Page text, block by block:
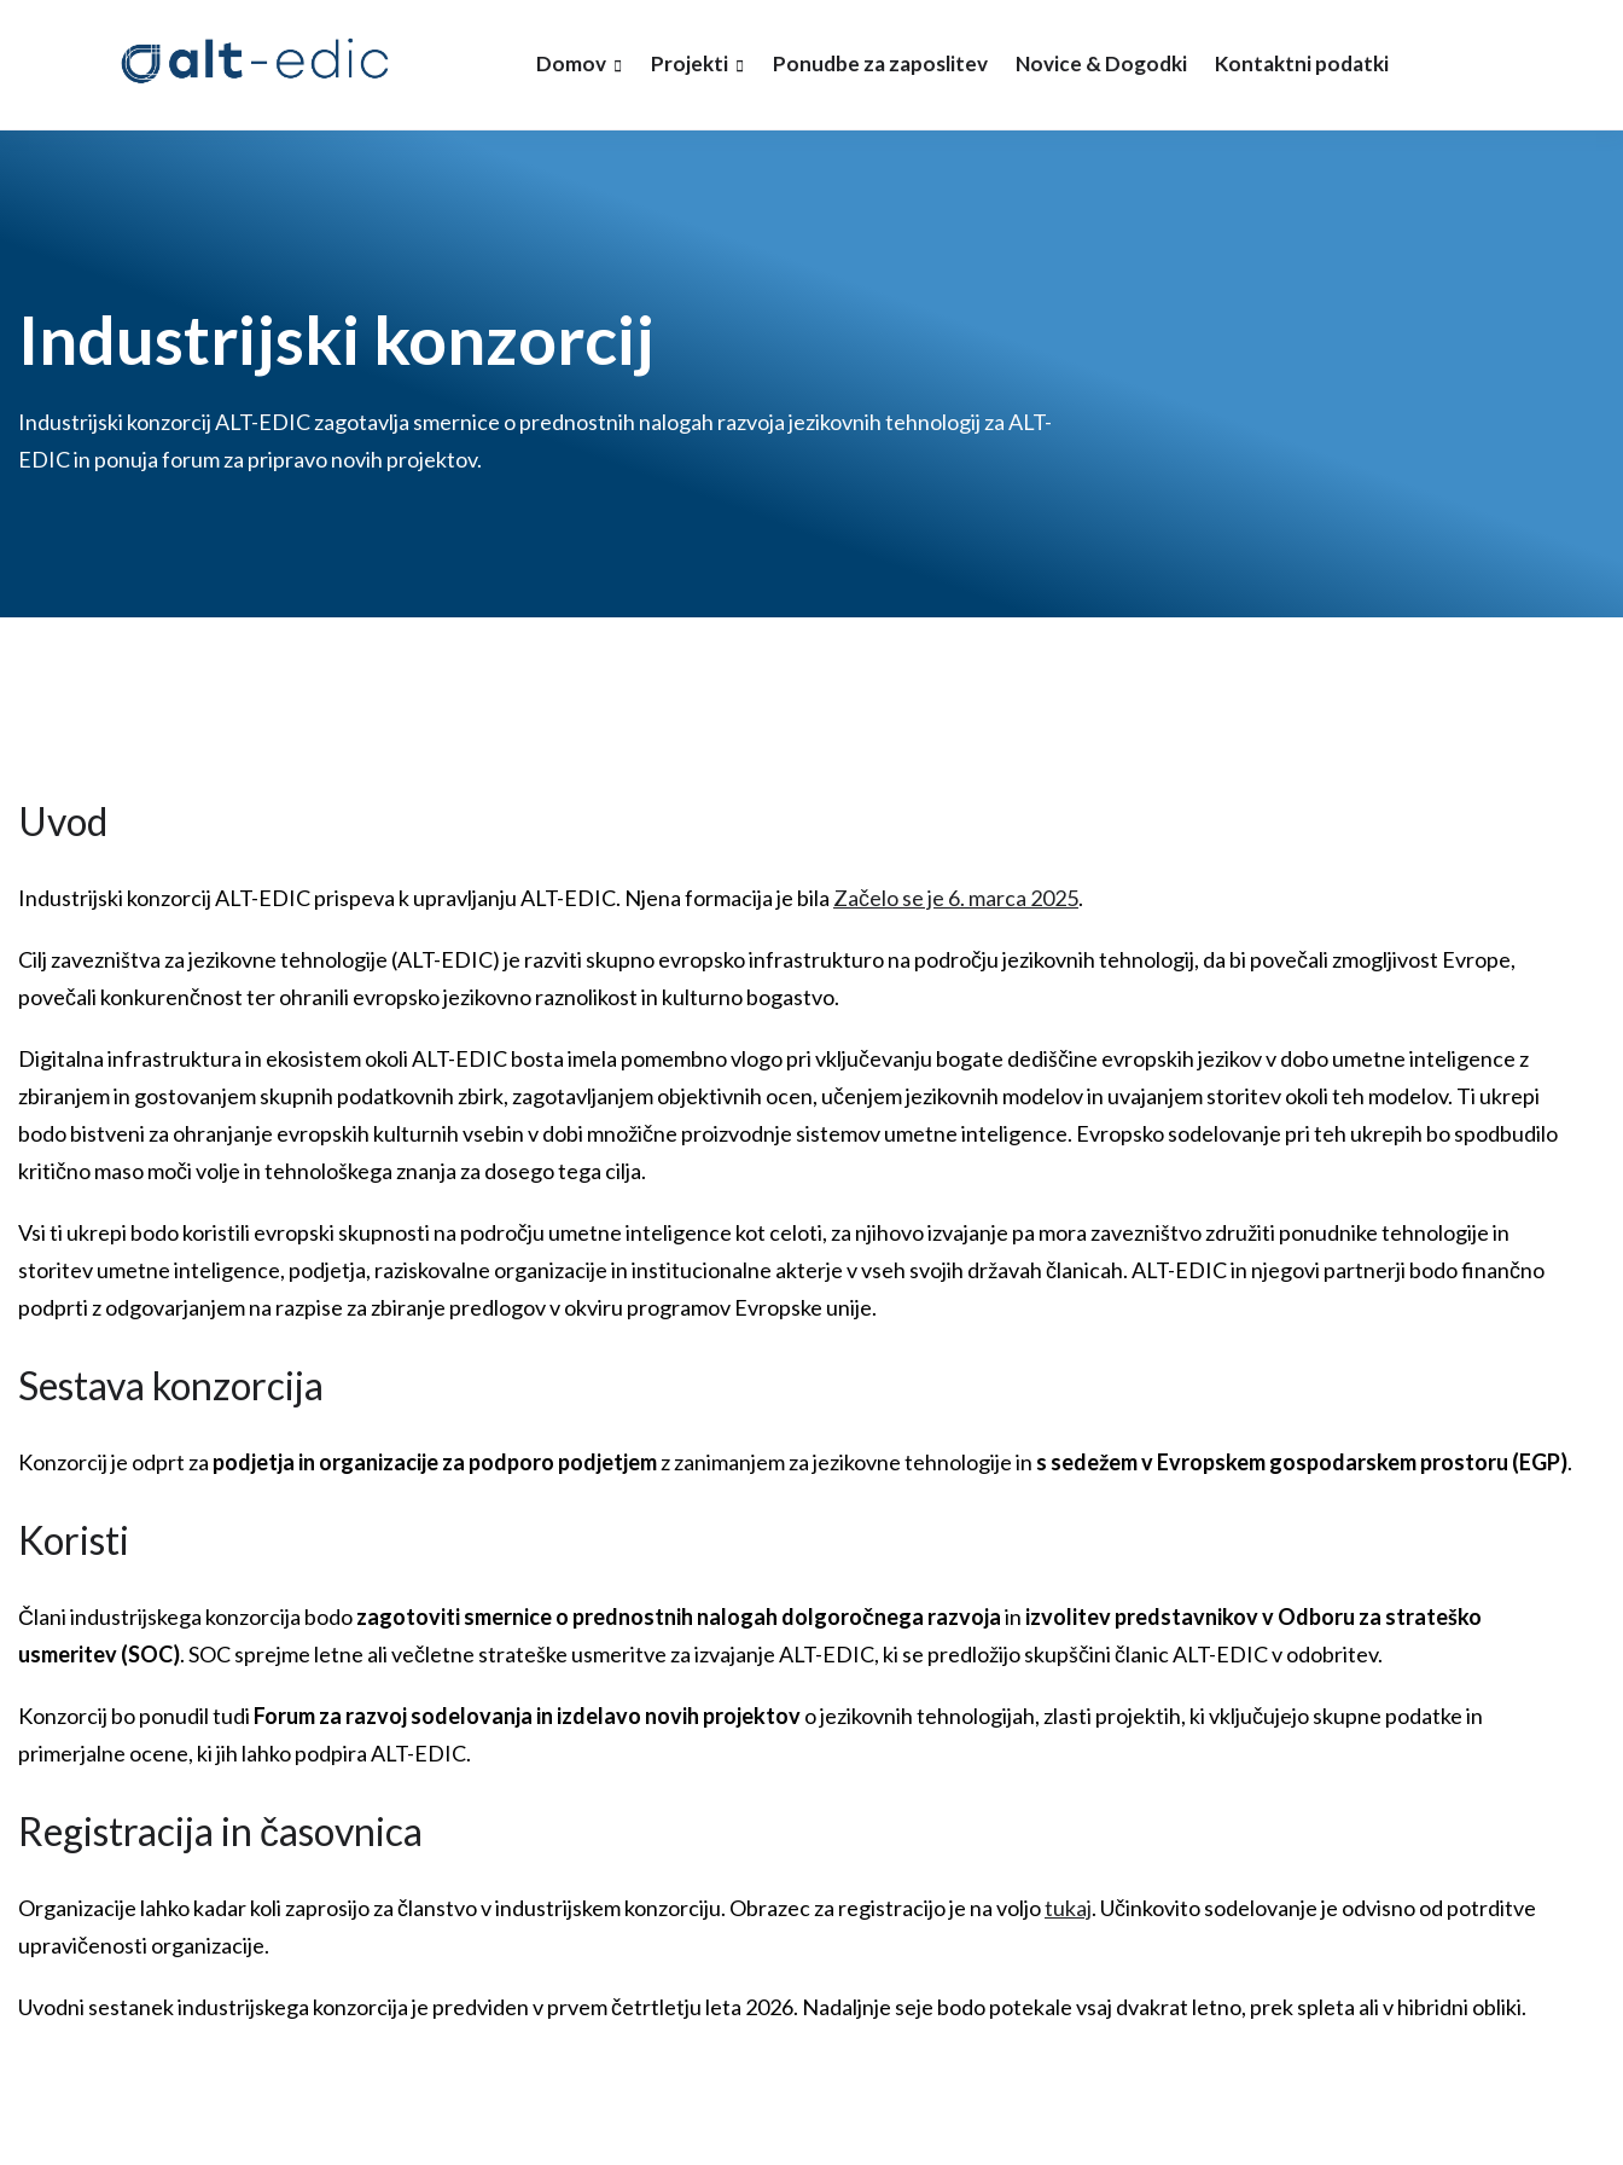
Domov Projekti Ponudbe za zaposlitev Novice & Dogodki Kontaktni podatki
Industrijski konzorcij
Industrijski konzorcij ALT-EDIC zagotavlja smernice o prednostnih nalogah razvoja jezikovnih tehnologij za ALT-
EDIC in ponuja forum za pripravo novih projektov.
Uvod
Industrijski konzorcij ALT-EDIC prispeva k upravljanju ALT-EDIC. Njena formacija je bila Začelo se je 6. marca 2025.
Cilj zavezništva za jezikovne tehnologije (ALT-EDIC) je razviti skupno evropsko infrastrukturo na področju jezikovnih tehnologij, da bi povečali zmogljivost Evrope,
povečali konkurenčnost ter ohranili evropsko jezikovno raznolikost in kulturno bogastvo.
Digitalna infrastruktura in ekosistem okoli ALT-EDIC bosta imela pomembno vlogo pri vključevanju bogate dediščine evropskih jezikov v dobo umetne inteligence z
zbiranjem in gostovanjem skupnih podatkovnih zbirk, zagotavljanjem objektivnih ocen, učenjem jezikovnih modelov in uvajanjem storitev okoli teh modelov. Ti ukrepi
bodo bistveni za ohranjanje evropskih kulturnih vsebin v dobi množične proizvodnje sistemov umetne inteligence. Evropsko sodelovanje pri teh ukrepih bo spodbudilo
kritično maso moči volje in tehnološkega znanja za dosego tega cilja.
Vsi ti ukrepi bodo koristili evropski skupnosti na področju umetne inteligence kot celoti, za njihovo izvajanje pa mora zavezništvo združiti ponudnike tehnologije in
storitev umetne inteligence, podjetja, raziskovalne organizacije in institucionalne akterje v vseh svojih državah članicah. ALT-EDIC in njegovi partnerji bodo finančno
podprti z odgovarjanjem na razpise za zbiranje predlogov v okviru programov Evropske unije.
Sestava konzorcija
Konzorcij je odprt za podjetja in organizacije za podporo podjetjemz zanimanjem za jezikovne tehnologije in s sedežem v Evropskem gospodarskem prostoru (EGP).
Koristi
Člani industrijskega konzorcija bodozagotoviti smernice o prednostnih nalogah dolgoročnega razvojain izvolitev predstavnikovv Odboru za strateško
usmeritev (SOC). SOC sprejme letne ali večletne strateške usmeritve za izvajanje ALT-EDIC, ki se predložijo skupščini članic ALT-EDIC v odobritev.
Konzorcij bo ponudil tudi Forum za razvoj sodelovanja in izdelavo novih projektovo jezikovnih tehnologijah, zlasti projektih, ki vključujejo skupne podatke in
primerjalne ocene, ki jih lahko podpira ALT-EDIC.
Registracija in časovnica
Organizacije lahko kadar koli zaprosijo za članstvo v industrijskem konzorciju. Obrazec za registracijo je na voljotukaj. Učinkovito sodelovanje je odvisno od potrditve
upravičenosti organizacije.
Uvodni sestanek industrijskega konzorcija je predviden v prvem četrtletju leta 2026. Nadaljnje seje bodo potekale vsaj dvakrat letno, prek spleta ali v hibridni obliki.